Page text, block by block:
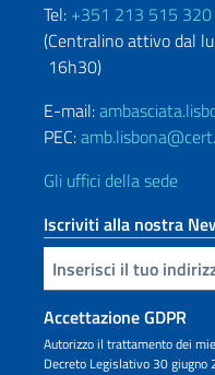
Tel: +351 213 515 320
(Centralino attivo dal
16h30)
E-mail:
PEC:
Gli uffici della sede
Iscriviti alla nostra
Inserisci la tua email
Accettazione GDPR
Autorizzo il trattamento dei
Decreto Legislativo 30